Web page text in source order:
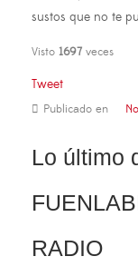
sustos que no te
Visto 1697 veces
Tweet
Publicado en
Lo último
RADIO